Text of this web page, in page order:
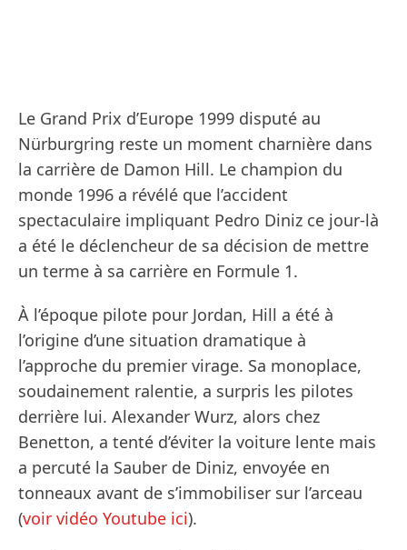
Le Grand Prix d’Europe 1999 disputé au
Nürburgring reste un moment charnière dans
la carrière de Damon Hill. Le champion du
monde 1996 a révélé que l’accident
spectaculaire impliquant Pedro Diniz ce jour-là
a été le déclencheur de sa décision de mettre
un terme à sa carrière en Formule 1.
À l’époque pilote pour Jordan, Hill a été à
l’origine d’une situation dramatique à
l’approche du premier virage. Sa monoplace,
soudainement ralentie, a surpris les pilotes
derrière lui. Alexander Wurz, alors chez
Benetton, a tenté d’éviter la voiture lente mais
a percuté la Sauber de Diniz, envoyée en
tonneaux avant de s’immobiliser sur l’arceau
(voir vidéo Youtube ici).